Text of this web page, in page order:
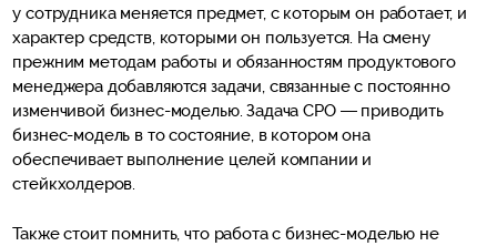
у сотрудника меняется предмет, с которым он работает, и
характер средств, которыми он пользуется. На смену
прежним методам работы и обязанностям продуктового
менеджера добавляются задачи, связанные с постоянно
изменчивой бизнес-моделью. Задача CPO — приводить
бизнес-модель в то состояние, в котором она
обеспечивает выполнение целей компании и
стейкхолдеров.
Также стоит помнить, что работа с бизнес-моделью не